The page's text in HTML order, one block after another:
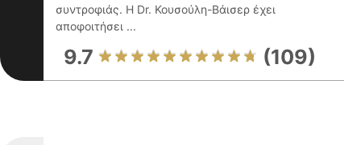
συντροφιάς. Η Dr. Κουσούλη-Βάισερ έχει
αποφοιτήσει ...
9.7 (109)